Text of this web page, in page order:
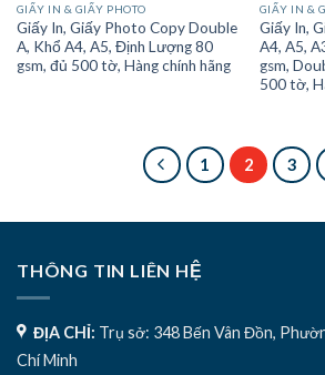
GIẤY IN & GIẤY PHOTO
Giấy In, Giấy Photo Copy Double
A, Khổ A4, A5, Định Lượng 80
gsm, đủ 500 tờ, Hàng chính hãng
GIẤY IN &
Giấy In,
A4, A5,
gsm,
500 tờ,
1 2 3
THÔNG TIN LIÊN HỆ
ĐỊA CHỈ: Trụ sở: 348 Bến Vân Đồn,
Chí Minh